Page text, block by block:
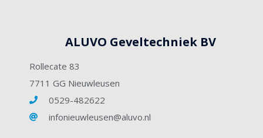
ALUVO Geveltechniek BV
Rollecate 83
7711 GG Nieuwleusen
0529-482622
infonieuwleusen@aluvo.nl